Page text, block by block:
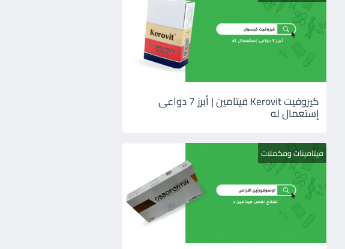
كيروفيت Kerovit فيتامين | أبرز 7 دواعى
إستعمال له
فيتامينات ومكملات